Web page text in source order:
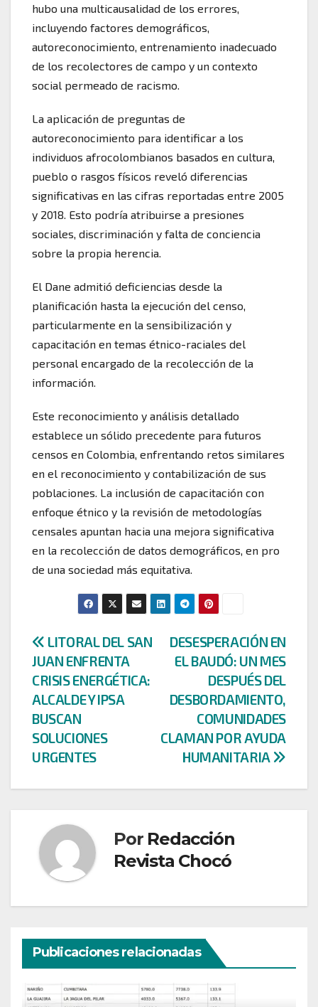
hubo una multicausalidad de los errores,
incluyendo factores demográficos,
autoreconocimiento, entrenamiento inadecuado
de los recolectores de campo y un contexto
social permeado de racismo.
La aplicación de preguntas de
autoreconocimiento para identificar a los
individuos afrocolombianos basados en cultura,
pueblo o rasgos físicos reveló diferencias
significativas en las cifras reportadas entre 2005
y 2018. Esto podría atribuirse a presiones
sociales, discriminación y falta de conciencia
sobre la propia herencia.
El Dane admitió deficiencias desde la
planificación hasta la ejecución del censo,
particularmente en la sensibilización y
capacitación en temas étnico-raciales del
personal encargado de la recolección de la
información.
Este reconocimiento y análisis detallado
establece un sólido precedente para futuros
censos en Colombia, enfrentando retos similares
en el reconocimiento y contabilización de sus
poblaciones. La inclusión de capacitación con
enfoque étnico y la revisión de metodologías
censales apuntan hacia una mejora significativa
en la recolección de datos demográficos, en pro
de una sociedad más equitativa.
Navegación
de
entradas
DESESPERACIÓN EN
EL BAUDÓ: UN MES
DESPUÉS DEL
DESBORDAMIENTO,
COMUNIDADES
CLAMAN POR AYUDA
HUMANITARIA
LITORAL DEL SAN
JUAN ENFRENTA
CRISIS ENERGÉTICA:
ALCALDE Y IPSA
BUSCAN
SOLUCIONES
URGENTES
Por Redacción
Revista Chocó
Publicaciones relacionadas